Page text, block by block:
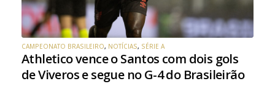
CAMPEONATO BRASILEIRO, NOTÍCIAS, SÉRIE A
Athletico vence o Santos com dois gols
de Viveros e segue no G-4 do Brasileirão